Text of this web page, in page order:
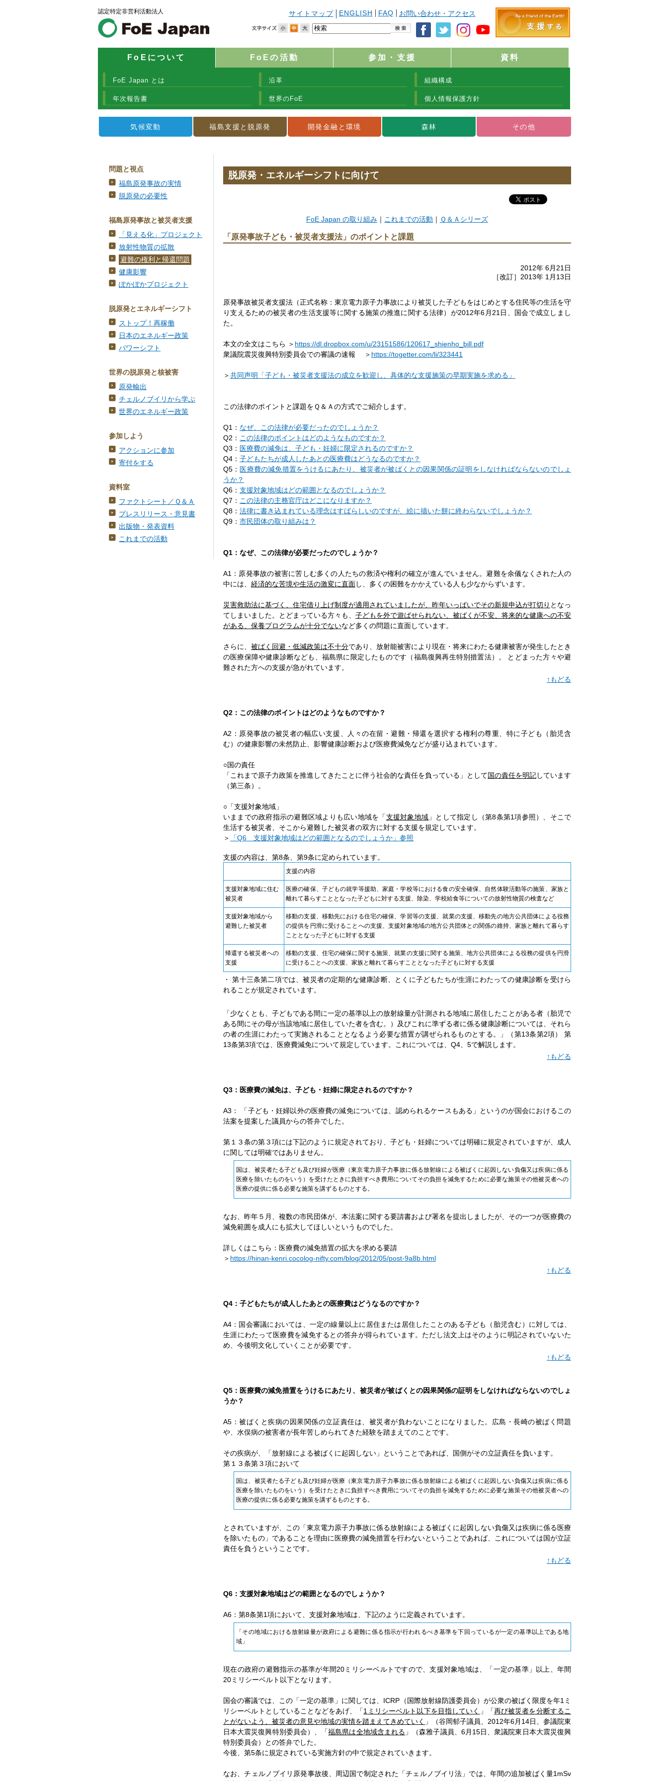
認定特定非営利活動法人 サイトマップ ENGLISH FAQ お問い合わせ・アクセス
FoEについて FoEの活動 参加・支援 資料
FoE Japan とは 沿革 組織構成
年次報告書 世界のFoE 個人情報保護方針
気候変動 福島支援と脱原発 開発金融と環境 森林 その他
問題と視点
福島原発事故の実情
脱原発の必要性
福島原発事故と被災者支援
「見える化」プロジェクト
放射性物質の拡散
避難の権利と帰還問題
健康影響
ぽかぽかプロジェクト
脱原発とエネルギーシフト
ストップ！再稼働
日本のエネルギー政策
パワーシフト
世界の脱原発と核被害
原発輸出
チェルノブイリから学ぶ
世界のエネルギー政策
参加しよう
アクションに参加
寄付をする
資料室
ファクトシート／Ｑ＆Ａ
プレスリリース・意見書
出版物・発表資料
これまでの活動
脱原発・エネルギーシフトに向けて
FoE Japan の取り組み これまでの活動 Ｑ＆Ａシリーズ
「原発事故子ども・被災者支援法」のポイントと課題
2012年 6月21日
［改訂］2013年 1月13日
原発事故被災者支援法（正式名称：東京電力原子力事故により被災した子どもをはじめとする住民等の生活を守
り支えるための被災者の生活支援等に関する施策の推進に関する法律）が2012年6月21日、国会で成立しまし
た。
本文の全文はこちら ＞ https://dl.dropbox.com/u/23151586/120617_shienho_bill.pdf
衆議院震災復興特別委員会での審議の速報 ＞ https://togetter.com/li/323441
＞ 共同声明「子ども・被災者支援法の成立を歓迎し、具体的な支援施策の早期実施を求める」
この法律のポイントと課題をＱ＆Ａの方式でご紹介します。
Q1： なぜ、この法律が必要だったのでしょうか？
Q2： この法律のポイントはどのようなものですか？
Q3： 医療費の減免は、子ども・妊婦に限定されるのですか？
Q4： 子どもたちが成人したあとの医療費はどうなるのですか？
Q5： 医療費の減免措置をうけるにあたり、被災者が被ばくとの因果関係の証明をしなければならないのでしょ
うか？
Q6： 支援対象地域はどの範囲となるのでしょうか？
Q7： この法律の主務官庁はどこになりますか？
Q8： 法律に書き込まれている理念はすばらしいのですが、絵に描いた餅に終わらないでしょうか？
Q9： 市民団体の取り組みは？
Q1：なぜ、この法律が必要だったのでしょうか？
A1：原発事故の被害に苦しむ多くの人たちの救済や権利の確立が進んでいません。避難を余儀なくされた人の
中には、 経済的な苦境や生活の激変に直面 し、多くの困難をかかえている人も少なからずいます。
災害救助法に基づく、住宅借り上げ制度が適用されていましたが、昨年いっぱいでその新規申込が打切り となっ
てしまいました。とどまっている方々も、 子どもを外で遊ばせられない、被ばくが不安、将来的な健康への不安
がある、保養プログラムが十分でないなど多くの問題に直面しています。
さらに、 被ばく回避・低減政策は不十分であり、放射能被害により現在・将来にわたる健康被害が発生したとき
の医療保障や健康診断なども、福島県に限定したものです（福島復興再生特別措置法）。 とどまった方々や避
難された方への支援が急がれています。
↑もどる
Q2：この法律のポイントはどのようなものですか？
A2：原発事故の被災者の幅広い支援、人々の在留・避難・帰還を選択する権利の尊重、特に子ども（胎児含
む）の健康影響の未然防止、影響健康診断および医療費減免などが盛り込まれています。
○国の責任
「これまで原子力政策を推進してきたことに伴う社会的な責任を負っている」として 国の責任を明記 しています
（第三条）。
○「支援対象地域」
いままでの政府指示の避難区域よりも広い地域を「 支援対象地域 」として指定し（第8条第1項参照）、そこで
生活する被災者、そこから避難した被災者の双方に対する支援を規定しています。
＞
「Q6 支援対象地域はどの範囲となるのでしょうか」参照
支援の内容は、第8条、第9条に定められています。
支援の内容
支援対象地域に住む
被災者
医療の確保、子どもの就学等援助、家庭・学校等における食の安全確保、自然体験活動等の施策、家族と
離れて暮らすこととなった子どもに対する支援、除染、学校給食等についての放射性物質の検査など
支援対象地域から
避難した被災者
移動の支援、移動先における住宅の確保、学習等の支援、就業の支援、移動先の地方公共団体による役務
の提供を円滑に受けることへの支援、支援対象地域の地方公共団体との関係の維持、家族と離れて暮らす
こととなった子どもに対する支援
帰還する被災者への
支援
移動の支援、住宅の確保に関する施策、就業の支援に関する施策、地方公共団体による役務の提供を円滑
に受けることへの支援、家族と離れて暮らすこととなった子どもに対する支援
・ 第十三条第二項では、被災者の定期的な健康診断、とくに子どもたちが生涯にわたっての健康診断を受けら
れることが規定されています。
「少なくとも、子どもである間に一定の基準以上の放射線量が計測される地域に居住したことがある者（胎児で
ある間にその母が当該地域に居住していた者を含む。）及びこれに準ずる者に係る健康診断については、それら
の者の生涯にわたって実施されることとなるよう必要な措置が講ぜられるものとする。」（第13条第2項） 第
13条第3項では、医療費減免について規定しています。これについては、Q4、5で解説します。
↑もどる
Q3：医療費の減免は、子ども・妊婦に限定されるのですか？
A3： 「子ども・妊婦以外の医療費の減免については、認められるケースもある」というのが国会におけるこの
法案を提案した議員からの答弁でした。
第１３条の第３項には下記のように規定されており、子ども・妊婦については明確に規定されていますが、成人
に関しては明確ではありません。
国は、被災者たる子ども及び妊婦が医療（東京電力原子力事故に係る放射線による被ばくに起因しない負傷又は疾病に係る
医療を除いたものをいう）を受けたときに負担すべき費用についてその負担を減免するために必要な施策その他被災者への
医療の提供に係る必要な施策を講ずるものとする。
なお、昨年５月、複数の市民団体が、本法案に関する要請書および署名を提出しましたが、その一つが医療費の
減免範囲を成人にも拡大してほしいというものでした。
詳しくはこちら：医療費の減免措置の拡大を求める要請
＞ https://hinan-kenri.cocolog-nifty.com/blog/2012/05/post-9a8b.html
↑もどる
Q4：子どもたちが成人したあとの医療費はどうなるのですか？
A4：国会審議においては、一定の線量以上に居住または居住したことのある子ども（胎児含む）に対しては、
生涯にわたって医療費を減免するとの答弁が得られています。ただし法文上はそのように明記されていないた
め、今後明文化していくことが必要です。
↑もどる
Q5：医療費の減免措置をうけるにあたり、被災者が被ばくとの因果関係の証明をしなければならないのでしょ
うか？
A5：被ばくと疾病の因果関係の立証責任は、被災者が負わないことになりました。広島・長崎の被ばく問題
や、水俣病の被害者が長年苦しめられてきた経験を踏まえてのことです。
その疾病が、「放射線による被ばくに起因しない」ということであれば、国側がその立証責任を負います。
第１３条第３項において
国は、被災者たる子ども及び妊婦が医療（東京電力原子力事故に係る放射線による被ばくに起因しない負傷又は疾病に係る
医療を除いたものをいう）を受けたときに負担すべき費用についてその負担を減免するために必要な施策その他被災者への
医療の提供に係る必要な施策を講ずるものとする。
とされていますが、この「東京電力原子力事故に係る放射線による被ばくに起因しない負傷又は疾病に係る医療
を除いたもの」であることを理由に医療費の減免措置を行わないということであれば、これについては国が立証
責任を負うということです。
↑もどる
Q6：支援対象地域はどの範囲となるのでしょうか？
A6：第8条第1項において、支援対象地域は、下記のように定義されています。
「その地域における放射線量が政府による避難に係る指示が行われるべき基準を下回っているが一定の基準以上である地
域」
現在の政府の避難指示の基準が年間20ミリシーベルトですので、支援対象地域は、「一定の基準」以上、年間
20ミリシーベルト以下となります。
国会の審議では、この「一定の基準」に関しては、ICRP（国際放射線防護委員会）が公衆の被ばく限度を年1ミ
リシーベルトとしていることなどをあげ、「 1 ミリシーベルト以下を目指していく 」「 再び被災者を分断するこ
とがないよう、被災者の意見や地域の実情を踏まえてきめていく
」（谷岡郁子議員、2012年6月14日、参議院東
日本大震災復興特別委員会）、「福島県は全地域含まれる 」（森雅子議員、6月15日、衆議院東日本大震災復興
特別委員会）との答弁でした。
今後、第5条に規定されている実施方針の中で規定されていきます。
なお、チェルノブイリ原発事故後、周辺国で制定された「チェルノブイリ法」では、年間の追加被ばく量1mSv